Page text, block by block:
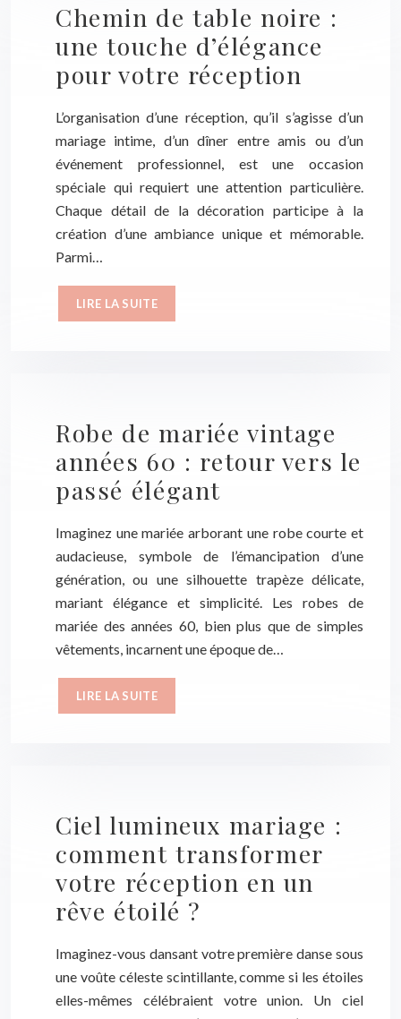
Chemin de table noire :
une touche d’élégance
pour votre réception
L’organisation d’une réception, qu’il s’agisse d’un
mariage intime, d’un dîner entre amis ou d’un
événement professionnel, est une occasion
spéciale qui requiert une attention particulière.
Chaque détail de la décoration participe à la
création d’une ambiance unique et mémorable.
Parmi…
LIRE LA SUITE
Robe de mariée vintage
années 60 : retour vers le
passé élégant
Imaginez une mariée arborant une robe courte et
audacieuse, symbole de l’émancipation d’une
génération, ou une silhouette trapèze délicate,
mariant élégance et simplicité. Les robes de
mariée des années 60, bien plus que de simples
vêtements, incarnent une époque de…
LIRE LA SUITE
Ciel lumineux mariage :
comment transformer
votre réception en un
rêve étoilé ?
Imaginez-vous dansant votre première danse sous
une voûte céleste scintillante, comme si les étoiles
elles-mêmes célébraient votre union. Un ciel